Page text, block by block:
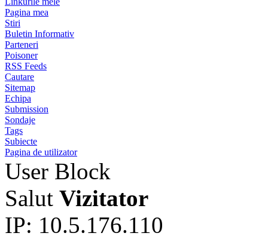
Pagina mea
Stiri
Buletin Informativ
Parteneri
Poisoner
RSS Feeds
Cautare
Sitemap
Echipa
Submission
Sondaje
Tags
Subiecte
Pagina de utilizator
User Block
Salut Vizitator
IP: 10.5.176.110